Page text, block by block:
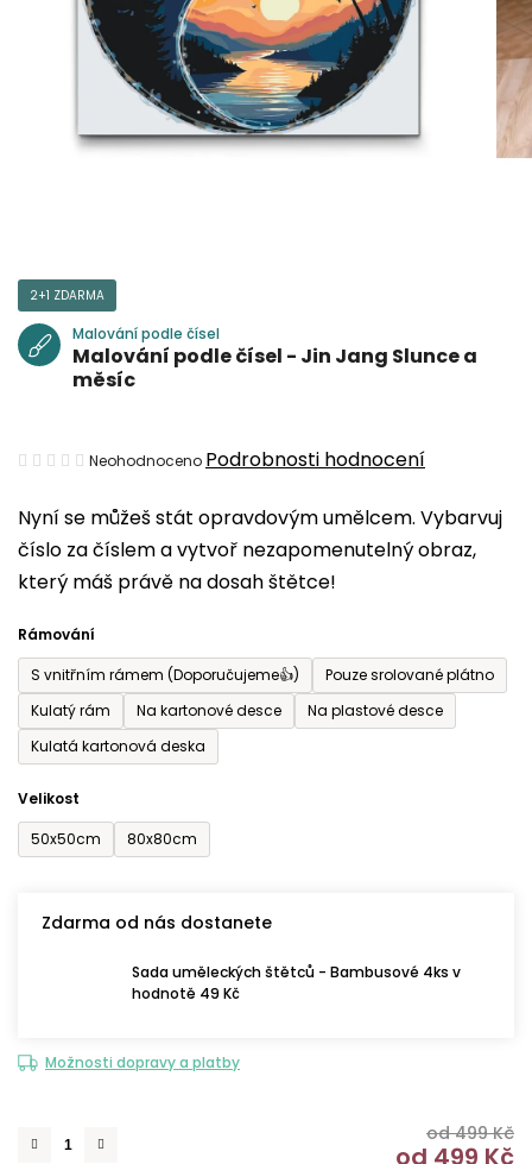
Nyní se můžeš stát opravdovým umělcem. Vybarvuj
číslo za číslem a vytvoř nezapomenutelný obraz,
který máš právě na dosah štětce!
Rámování
S vnitřním rámem (Doporučujeme👍)
Pouze srolované plátno
Kulatý rám
Na kartonové desce
Na plastové desce
Kulatá kartonová deska
Velikost
50x50cm
80x80cm
Zdarma od nás dostanete
Sada uměleckých štětců - Bambusové 4ks v
hodnotě 49 Kč
Možnosti dopravy a platby
od 499 Kč
od 499 Kč
2+1 ZDARMA
Malování podle čísel
Malování podle čísel - Jin Jang Slunce a
měsíc
Průměrné
produktu
je
0,0
5
hvězdiček.
Neohodnoceno Podrobnosti hodnocení